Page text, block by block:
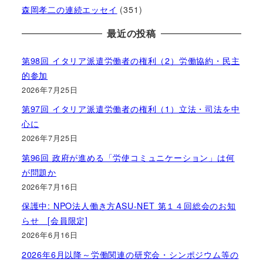
森岡孝二の連続エッセイ (351)
最近の投稿
第98回 イタリア派遣労働者の権利（2）労働協約・民主
的参加
2026年7月25日
第97回 イタリア派遣労働者の権利（1）立法・司法を中
心に
2026年7月25日
第96回 政府が進める「労使コミュニケーション」は何
が問題か
2026年7月16日
保護中: NPO法人働き方ASU-NET 第１４回総会のお知
らせ [会員限定]
2026年6月16日
2026年6月以降～労働関連の研究会・シンポジウム等の